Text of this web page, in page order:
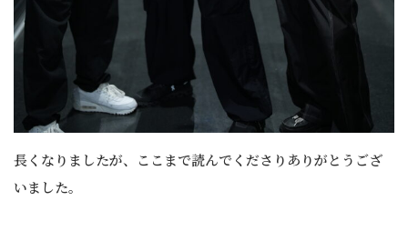
長くなりましたが、ここまで読んでくださりありがとうござ
いました。